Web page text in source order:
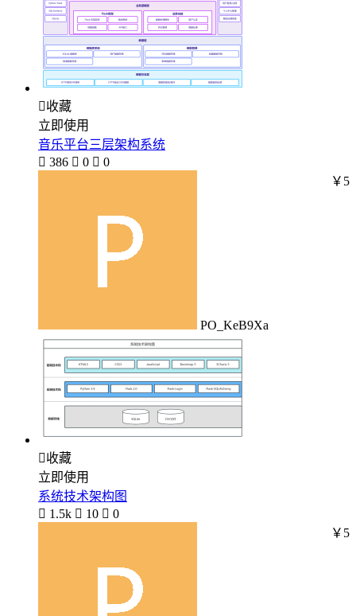
收藏
立即使用
音乐平台三层架构系统
 386  0  0
PO_KeB9Xa
￥5
收藏
立即使用
系统技术架构图
 1.5k  10  0
￥5